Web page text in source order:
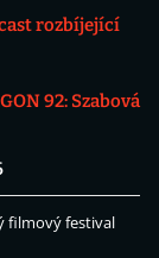
rozbíjející
92: Szabová
filmový festival